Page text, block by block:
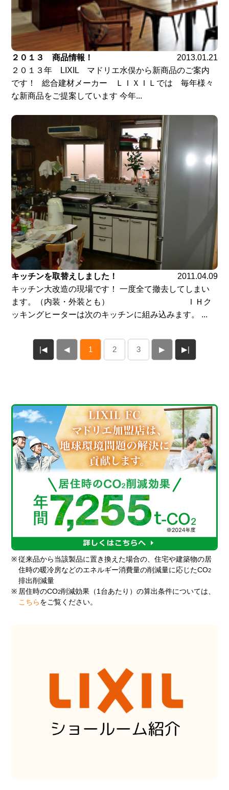
２０１３ 商品情報！
2013.01.21
２０１３年 LIXIL マドリエ水俣から新商品のご案内
です！ 総合建材メーカー ＬＩＸＩＬでは 毎年様々
な新商品をご提案しています 今年...
キッチンを取替えしました！
2011.04.09
キッチン大改造の現場です！ 一度全て撤去してしまい
ます。（内装・外装とも） ＩＨク
ッキングヒーターは次のキッチンに組み込みます。 ...
|◀ ◀ 1 2 3 ▶ ▶|
※ 従来品から当該製品に置き換えた場合の、住宅や建築物の居
住時の暖冷房などのエネルギー消費量の削減量に応じたCO2
排出削減量
※ 居住時のCO2削減効果（1台あたり）の算出条件については、
こちら をご覧ください。